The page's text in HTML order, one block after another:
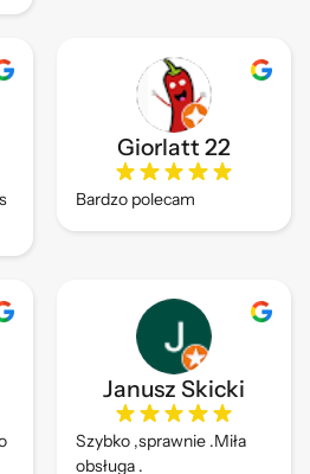
Giorlatt 22
Bardzo polecam
Janusz Skicki
Szybko ,sprawnie .Miła
obsługa .